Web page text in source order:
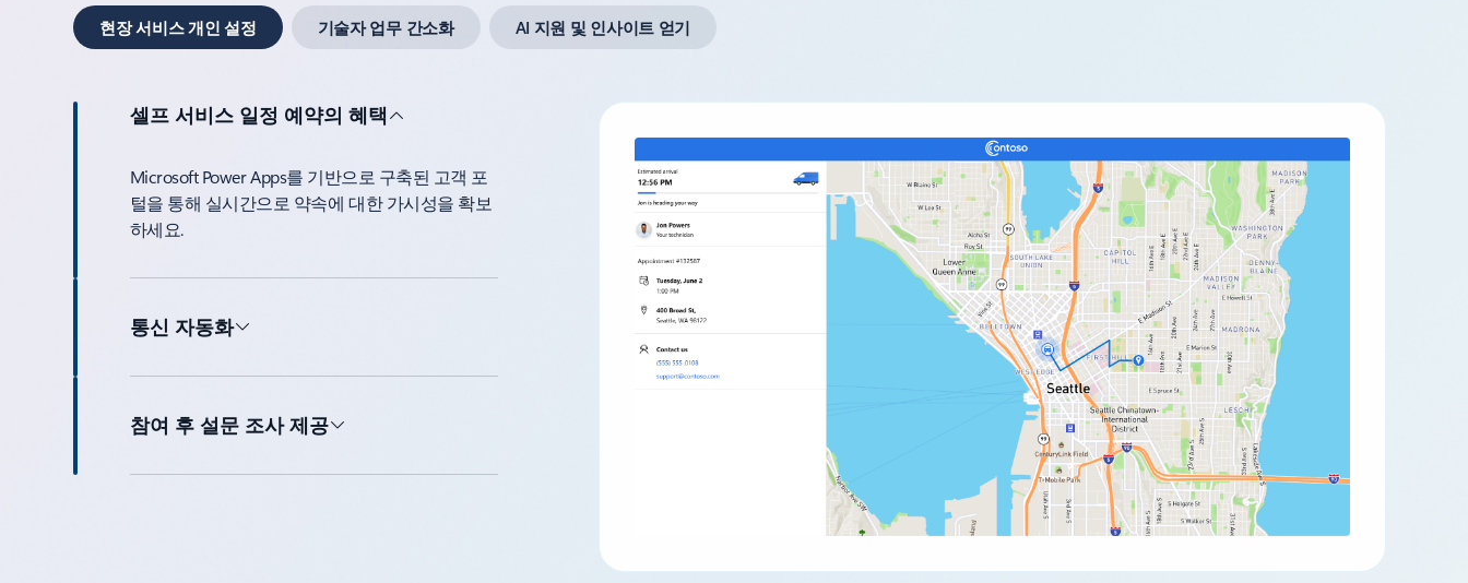
현장 서비스 개인 설정 기술자 업무 간소화 AI 지원 및 인사이트 얻기
셀프 서비스 일정 예약의 혜택
Microsoft Power Apps를 기반으로 구축된 고객 포
털을 통해 실시간으로 약속에 대한 가시성을 확보
하세요.
통신 자동화
참여 후 설문 조사 제공